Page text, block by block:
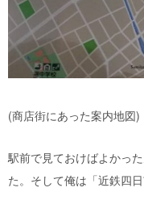
(商店街にあった案内地図)
駅前で見ておけばよかっ
た。そして俺は「近鉄四